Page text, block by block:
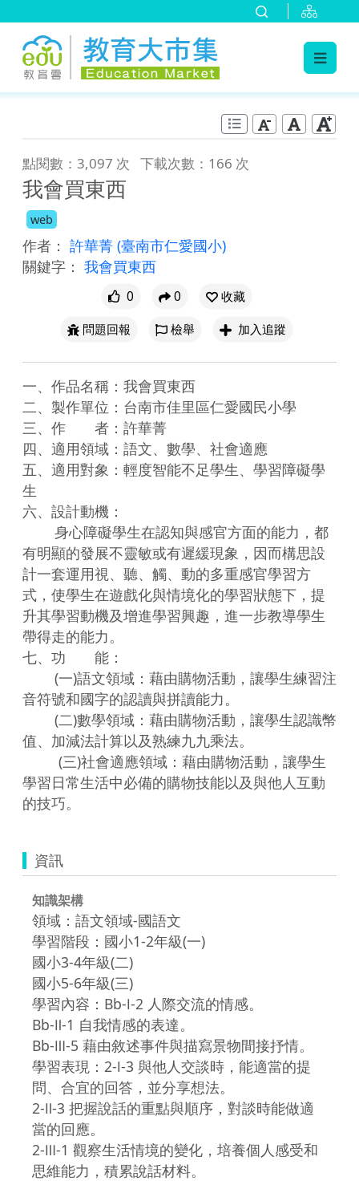
點閱數：3,097 次 下載次數：166 次
我會買東西
web
作者： 許華菁 (臺南市仁愛國小)
關鍵字： 我會買東西
0 0
收藏
問題回報
檢舉 加入追蹤
一、作品名稱：我會買東西
二、製作單位：台南市佳里區仁愛國民小學
三、作　　者：許華菁
四、適用領域：語文、數學、社會適應
五、適用對象：輕度智能不足學生、學習障礙學
生
六、設計動機：
有明顯的發展不靈敏或有遲緩現象，因而構思設
計一套運用視、聽、觸、動的多重感官學習方
式，使學生在遊戲化與情境化的學習狀態下，提
升其學習動機及增進學習興趣，進一步教導學生
帶得走的能力。
七、功　　能：
音符號和國字的認讀與拼讀能力。
值、加減法計算以及熟練九九乘法。
學習日常生活中必備的購物技能以及與他人互動
的技巧。
資訊
知識架構
領域：語文領域-國語文
學習階段：國小1-2年級(一)
國小3-4年級(二)
國小5-6年級(三)
學習內容：Bb-Ⅰ-2 人際交流的情感。
Bb-Ⅱ-1 自我情感的表達。
Bb-Ⅲ-5 藉由敘述事件與描寫景物間接抒情。
學習表現：2-Ⅰ-3 與他人交談時，能適當的提
問、合宜的回答，並分享想法。
2-Ⅱ-3 把握說話的重點與順序，對談時能做適
當的回應。
2-Ⅲ-1 觀察生活情境的變化，培養個人感受和
思維能力，積累說話材料。